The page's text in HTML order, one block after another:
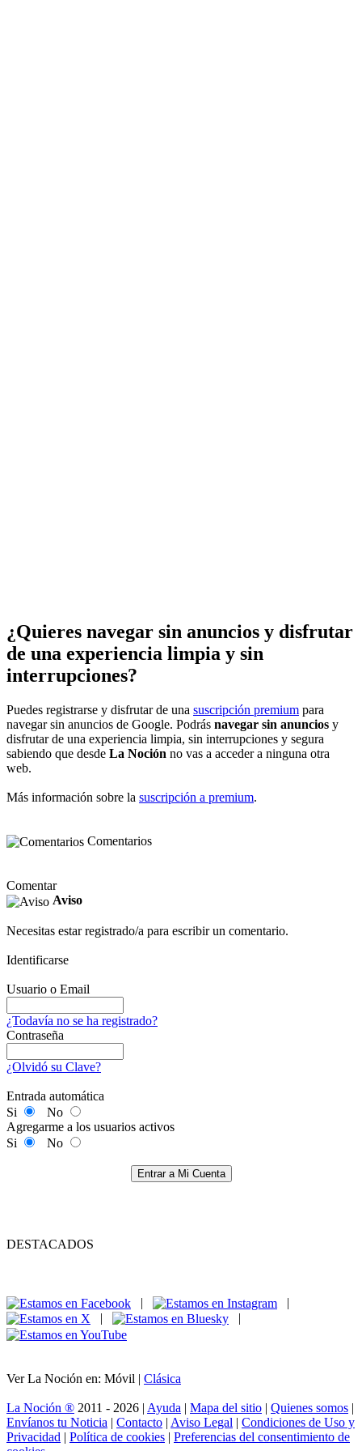
¿Quieres navegar sin anuncios y disfrutar
de una experiencia limpia y sin
interrupciones?
Puedes registrarse y disfrutar de una suscripción premium para
navegar sin anuncios de Google. Podrás navegar sin anuncios y
disfrutar de una experiencia limpia, sin interrupciones y segura
sabiendo que desde La Noción no vas a acceder a ninguna otra
web.
Más información sobre la suscripción a premium.
Comentarios
Comentar
Aviso
Necesitas estar registrado/a para escribir un comentario.
Identificarse
Usuario o Email
¿Todavía no se ha registrado?
Contraseña
¿Olvidó su Clave?
Entrada automática
Si
No
Agregarme a los usuarios activos
Si
No
Entrar a Mi Cuenta
DESTACADOS
|
|
|
|
Ver La Noción en: Móvil | Clásica
La Noción ® 2011 - 2026 | Ayuda | Mapa del sitio | Quienes somos |
Envíanos tu Noticia | Contacto | Aviso Legal | Condiciones de Uso y
Privacidad | Política de cookies | Preferencias del consentimiento de